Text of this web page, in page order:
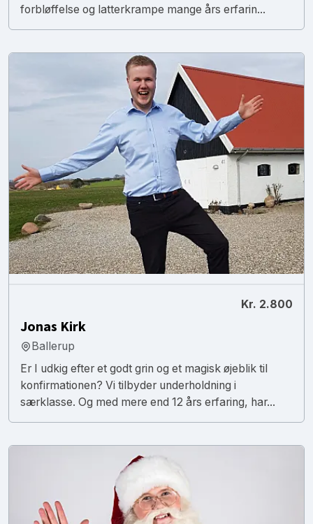
forbløffelse og latterkrampe mange års erfarin...
Kr. 2.800
Jonas Kirk
Ballerup
Er I udkig efter et godt grin og et magisk øjeblik til
konfirmationen? Vi tilbyder underholdning i
særklasse. Og med mere end 12 års erfaring, har...